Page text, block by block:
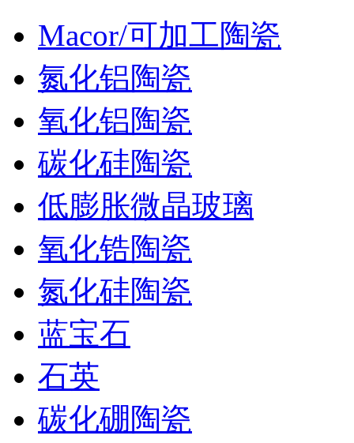
Macor/可加工陶瓷
氮化铝陶瓷
氧化铝陶瓷
碳化硅陶瓷
低膨胀微晶玻璃
氧化锆陶瓷
氮化硅陶瓷
蓝宝石
石英
碳化硼陶瓷